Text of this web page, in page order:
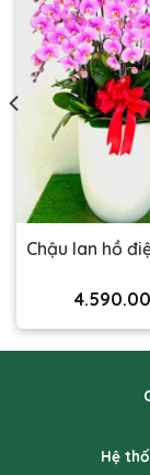
Chậu lan hồ
Hệ